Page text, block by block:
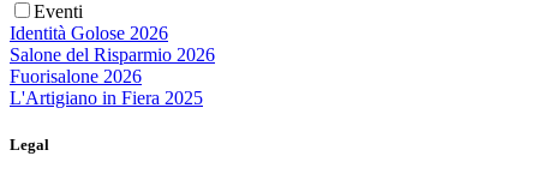
Eventi
Identità Golose 2026
Salone del Risparmio 2026
Fuorisalone 2026
L'Artigiano in Fiera 2025
Legal